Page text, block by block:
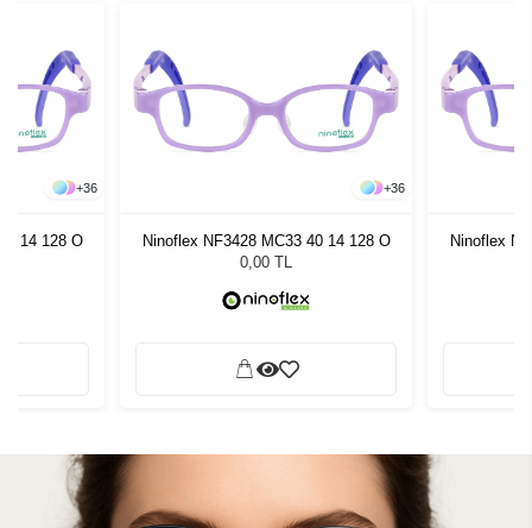
+36
14 128 O
+36
Ninoflex NF3428 MC33 40 14 128 O
0,00 TL
Ninoflex